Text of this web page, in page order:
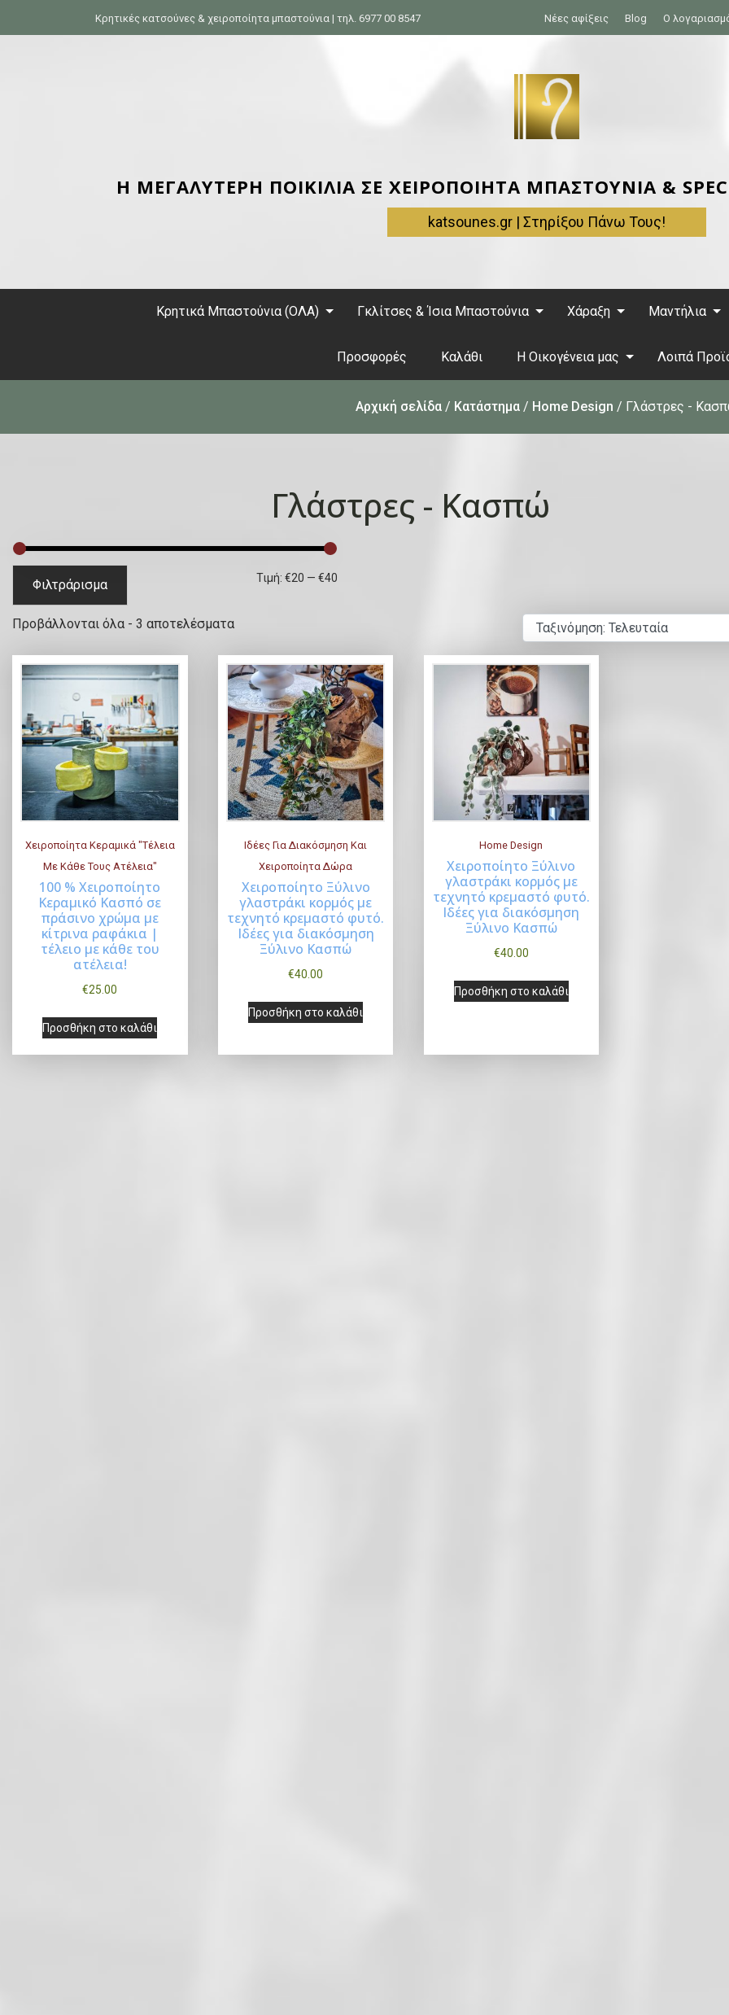
Κρητικές κατσούνες & χειροποίητα μπαστούνια | τηλ. 6977 00 8547 Νέες αφίξεις Blog Ο
Η ΜΕΓΑΛΥΤΕΡΗ ΠΟΙΚΙΛΙΑ ΣΕ ΧΕΙΡΟΠΟΙΗΤΑ ΜΠΑΣΤΟΥΝΙΑ &
katsounes.gr | Στηρίξου Πάνω Τους!
Κρητικά Μπαστούνια (ΟΛΑ) Γκλίτσες & Ίσια Μπαστούνια Χάραξη Μαντήλια
Προσφορές Καλάθι Η Οικογένεια μας Λοιπά
Αρχική σελίδα / Κατάστημα / Home Design / Γλάστρες -
Γλάστρες - Κασπώ
χ
ι
σ
τ
η
τ
ι
μ
ή
ι
σ
τ
η
τ
ι
μ
ή
Φιλτράρισμα Τιμή: €20 — €40
Προβάλλονται όλα - 3 αποτελέσματαS
r
t
e
d
b
y
l
a
Buy Now
Χειροποίητα Κεραμικά "Τέλεια
Με Κάθε Τους Ατέλεια"
100 % Χειροποίητο
Κεραμικό Κασπό σε
πράσινο χρώμα με
κίτρινα ραφάκια |
τέλειο με κάθε του
ατέλεια!
€25.00
Προσθήκη στο καλάθι
Buy Now
Ιδέες Για Διακόσμηση Και
Χειροποίητα Δώρα
Χειροποίητο Ξύλινο
γλαστράκι κορμός με
τεχνητό κρεμαστό φυτό.
Ιδέες για διακόσμηση
Ξύλινο Κασπώ
€40.00
Προσθήκη στο καλάθι
Buy Now
Home Design
Χειροποίητο Ξύλινο
γλαστράκι κορμός με
τεχνητό κρεμαστό φυτό.
Ιδέες για διακόσμηση
Ξύλινο Κασπώ
€40.00
Προσθήκη στο καλάθι